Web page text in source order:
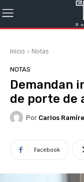
Inicio Notas
NOTAS
Demandan
de porte de
Por Carlos
Facebook